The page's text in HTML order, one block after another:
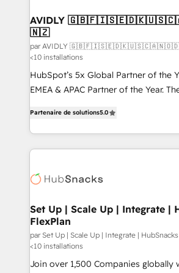
AVIDLY
🇳🇿
par AVIDLY
<10 installations
HubSpot’s 5x Global Partner of the
EMEA & APAC Partner of the Year.
and 370+ specialists across EMEA,
we de-risk complex CRM
multi-region migrations to AI-
scale. 🏆 HubSpot’s CEO called us “the partner of the
future.” Others agree it is proof of
measurable impact.
Partenaire de solutions5.0
Set Up | Scale Up | Integrate |
FlexPlan
par Set Up | Scale Up | Integrate |
<10 installations
Join over 1,500 Companies globally